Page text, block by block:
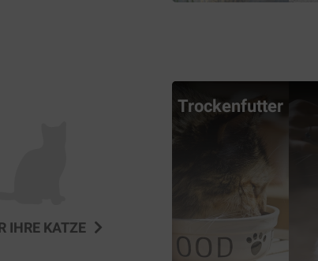
IHRE KATZE
Trockenfutter